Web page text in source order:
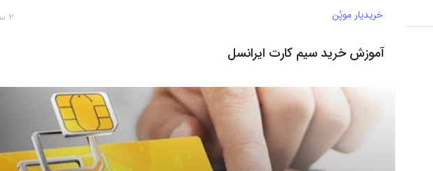
2 سال پیش خریدیار موپُن
آموزش خرید سیم کارت ایرانسل